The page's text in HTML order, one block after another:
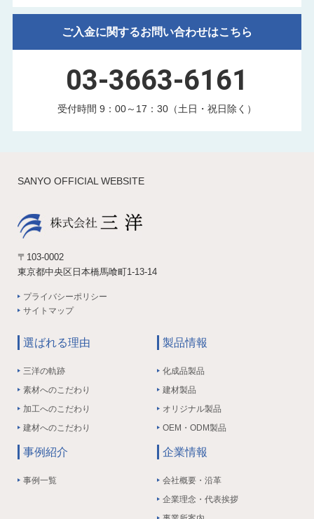
ご入金に関するお問い合わせはこちら
03-3663-6161
受付時間 9：00～17：30（土日・祝日除く）
SANYO OFFICIAL WEBSITE
〒103-0002
東京都中央区日本橋馬喰町1-13-14
プライバシーポリシー
サイトマップ
選ばれる理由
三洋の軌跡
素材へのこだわり
加工へのこだわり
建材へのこだわり
製品情報
化成品製品
建材製品
オリジナル製品
OEM・ODM製品
事例紹介
事例一覧
企業情報
会社概要・沿革
企業理念・代表挨拶